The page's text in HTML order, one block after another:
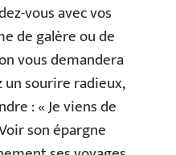
vous avec vos
de galère ou de
vous demandera
sourire radieux,
: « Je viens de
son épargne